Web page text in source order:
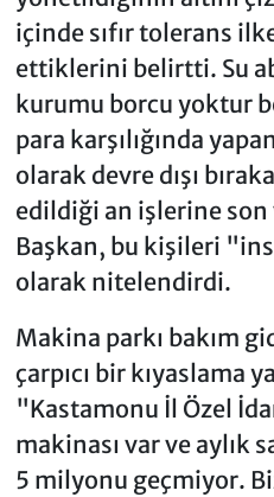
içinde sıfır tolerans
ettiklerini belirtti. Su
kurumu borcu yoktur
para karşılığında
olarak devre dışı
edildiği an işlerine
Başkan, bu kişileri
olarak nitelendirdi.
Makina parkı bakım
çarpıcı bir kıyaslama
"Kastamonu İl Özel
makinası var ve aylık
5 milyonu geçmiyor.